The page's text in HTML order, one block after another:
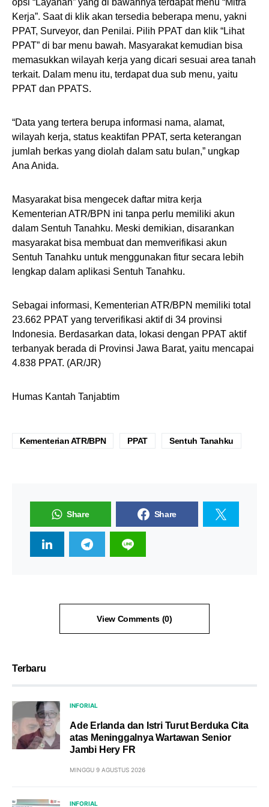
opsi “Layanan” yang di bawahnya terdapat menu “Mitra
Kerja”. Saat di klik akan tersedia beberapa menu, yakni
PPAT, Surveyor, dan Penilai. Pilih PPAT dan klik “Lihat
PPAT” di bar menu bawah. Masyarakat kemudian bisa
memasukkan wilayah kerja yang dicari sesuai area tanah
terkait. Dalam menu itu, terdapat dua sub menu, yaitu
PPAT dan PPATS.
“Data yang tertera berupa informasi nama, alamat,
wilayah kerja, status keaktifan PPAT, serta keterangan
jumlah berkas yang diolah dalam satu bulan,” ungkap
Ana Anida.
Masyarakat bisa mengecek daftar mitra kerja
Kementerian ATR/BPN ini tanpa perlu memiliki akun
dalam Sentuh Tanahku. Meski demikian, disarankan
masyarakat bisa membuat dan memverifikasi akun
Sentuh Tanahku untuk menggunakan fitur secara lebih
lengkap dalam aplikasi Sentuh Tanahku.
Sebagai informasi, Kementerian ATR/BPN memiliki total
23.662 PPAT yang terverifikasi aktif di 34 provinsi
Indonesia. Berdasarkan data, lokasi dengan PPAT aktif
terbanyak berada di Provinsi Jawa Barat, yaitu mencapai
4.838 PPAT. (AR/JR)
Humas Kantah Tanjabtim
Kementerian ATR/BPN PPAT Sentuh Tanahku
Share Share
View Comments (0)
Terbaru
INFORIAL
Ade Erlanda dan Istri Turut Berduka Cita
atas Meninggalnya Wartawan Senior
Jambi Hery FR
MINGGU 9 AGUSTUS 2026
INFORIAL